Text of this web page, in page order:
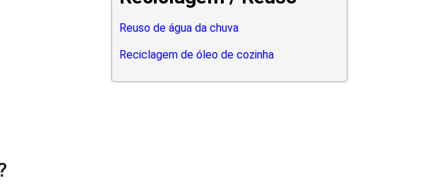
Reuso de água da chuva
Reciclagem de óleo de cozinha